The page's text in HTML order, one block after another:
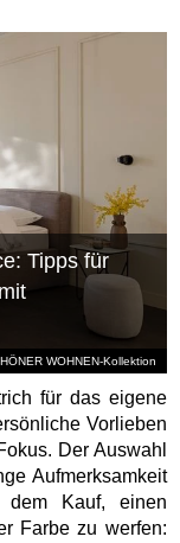
WOHNEN-Kollektion
Tipps für
für das eigene
Vorlieben
Der Auswahl
Aufmerksamkeit
Kauf, einen
Farbe zu werfen: